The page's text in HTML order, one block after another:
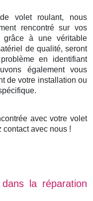
volet roulant, nous
rencontré sur vos
grâce à une véritable
de qualité, seront
en identifiant
également vous
de votre installation ou
avec votre volet
contact avec nous !
la réparation